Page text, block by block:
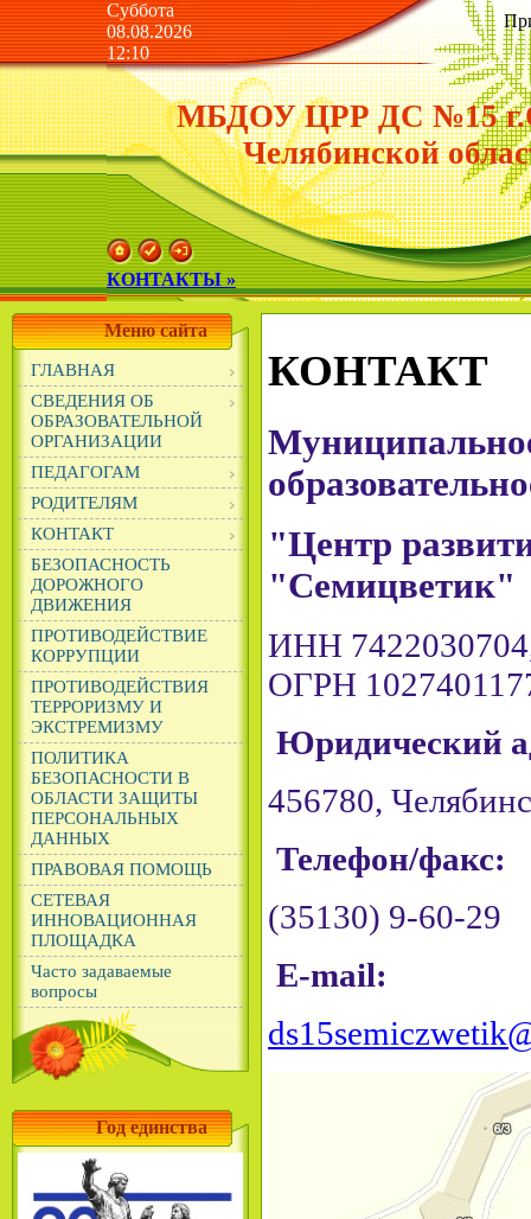
Суббота
08.08.2026
12:10
МБДОУ ЦРР ДС №15
Челябинской
КОНТАКТЫ »
Меню сайта
ГЛАВНАЯ
СВЕДЕНИЯ ОБ
ОБРАЗОВАТЕЛЬНОЙ
ОРГАНИЗАЦИИ
ПЕДАГОГАМ
РОДИТЕЛЯМ
КОНТАКТ
БЕЗОПАСНОСТЬ
ДОРОЖНОГО
ДВИЖЕНИЯ
ПРОТИВОДЕЙСТВИЕ
КОРРУПЦИИ
ПРОТИВОДЕЙСТВИЯ
ТЕРРОРИЗМУ И
ЭКСТРЕМИЗМУ
ПОЛИТИКА
БЕЗОПАСНОСТИ В
ОБЛАСТИ ЗАЩИТЫ
ПЕРСОНАЛЬНЫХ
ДАННЫХ
ПРАВОВАЯ ПОМОЩЬ
СЕТЕВАЯ
ИННОВАЦИОННАЯ
ПЛОЩАДКА
Часто задаваемые
вопросы
Год единства
КОНТАКТ
"Центр
"Семицветик"
ИНН
ОГРН
Юридический
456780,
Телефон/факс:
(35130) 9-60-29
E-mail: